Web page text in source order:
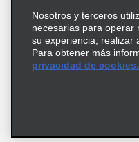
Términos de uso
Información de
© 2026 Enterprise
Nosotros y terceros
necesarias para operar
su experiencia, realizar
Para obtener más
privacidad de cookies.